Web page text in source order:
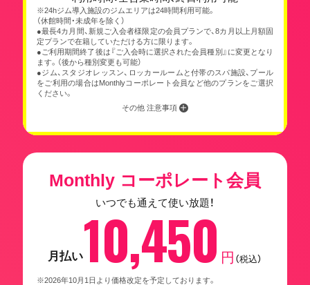
※24hジム導入施設のジムエリアは24時間利用可能。
（休館時間・未成年を除く）
●最長4カ月間、新規ご入会者様限定の会員プランで、8カ月以上月額固
定プランで在籍していただける方に限ります。
●ご利用期間終了後は『ご入会時に選択された会員種別』に変更となり
ます。（後から種別変更も可能）
●ジム、スタジオレッスン、ロッカールームと付帯のスパ施設、プール
をご利用の場合はMonthlyコーポレート会員など他のプランをご選択
ください。
その他 注意事項
Monthly コーポレート会員
いつでも通えて使い放題！
月払い10,450 円 （税込）
※2026年10月1日より価格改定を予定しております。